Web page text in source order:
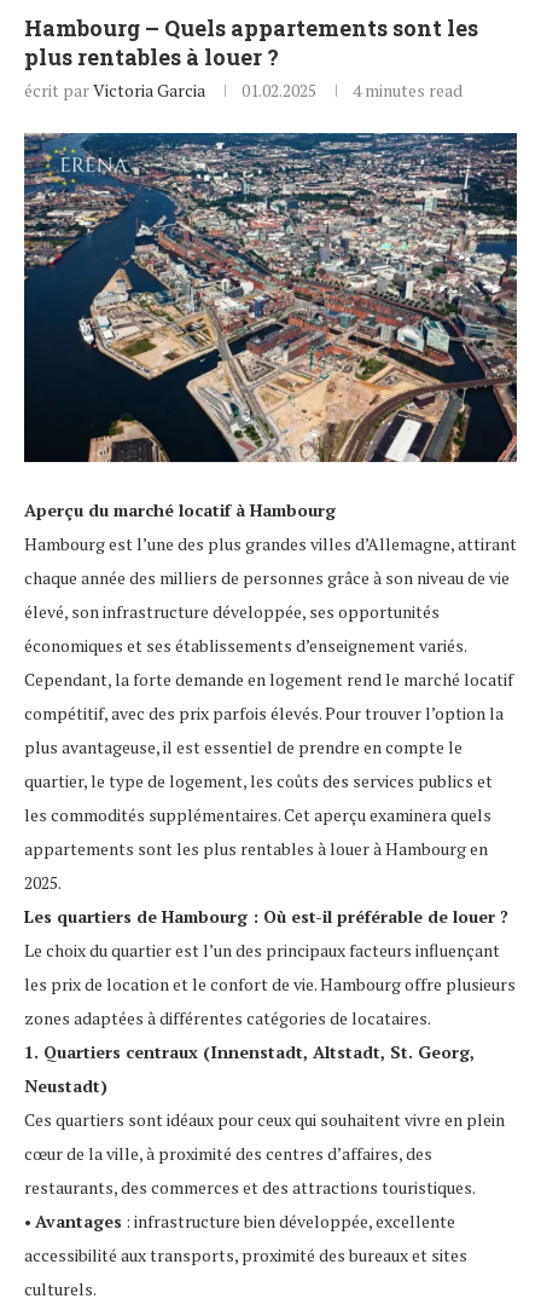
Hambourg – Quels appartements sont les
plus rentables à louer ?
écrit parVictoria Garcia 01.02.2025 4 minutes read
Aperçu du marché locatif à Hambourg
Hambourg est l’une des plus grandes villes d’Allemagne, attirant
chaque année des milliers de personnes grâce à son niveau de vie
élevé, son infrastructure développée, ses opportunités
économiques et ses établissements d’enseignement variés.
Cependant, la forte demande en logement rend le marché locatif
compétitif, avec des prix parfois élevés. Pour trouver l’option la
plus avantageuse, il est essentiel de prendre en compte le
quartier, le type de logement, les coûts des services publics et
les commodités supplémentaires. Cet aperçu examinera quels
appartements sont les plus rentables à louer à Hambourg en
2025.
Les quartiers de Hambourg : Où est-il préférable de louer ?
Le choix du quartier est l’un des principaux facteurs influençant
les prix de location et le confort de vie. Hambourg offre plusieurs
zones adaptées à différentes catégories de locataires.
1. Quartiers centraux (Innenstadt, Altstadt, St. Georg,
Neustadt)
Ces quartiers sont idéaux pour ceux qui souhaitent vivre en plein
cœur de la ville, à proximité des centres d’affaires, des
restaurants, des commerces et des attractions touristiques.
• Avantages : infrastructure bien développée, excellente
accessibilité aux transports, proximité des bureaux et sites
culturels.